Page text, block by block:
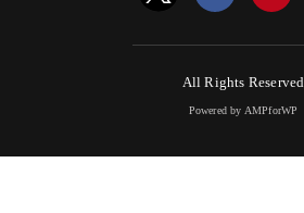
All Rights Reserved
Powered by AMPforWP